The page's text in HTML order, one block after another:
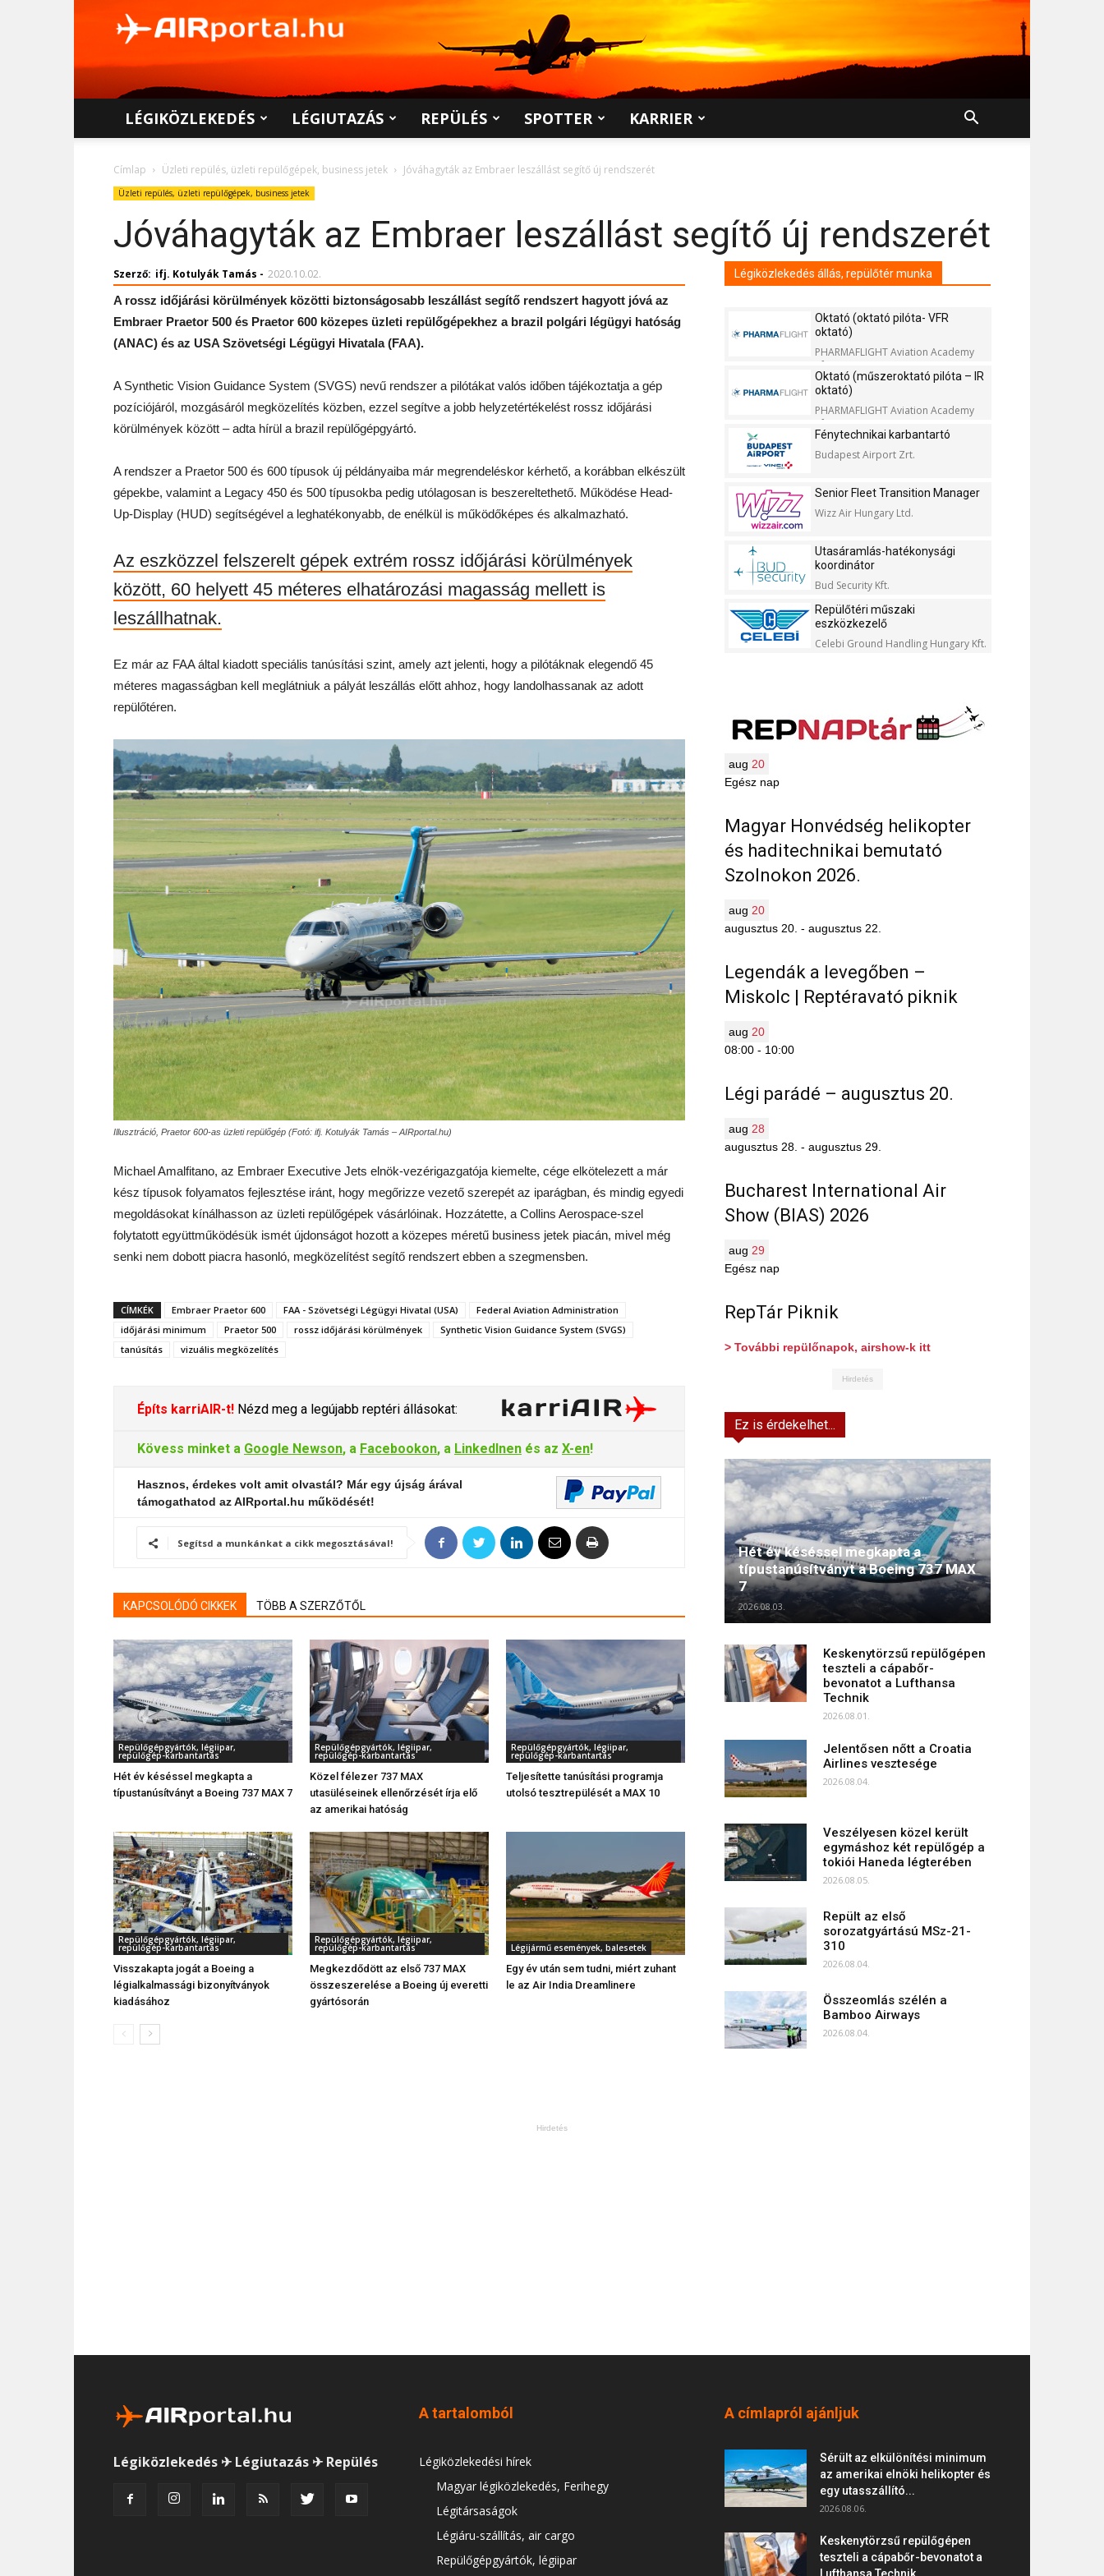
LÉGIKÖZLEKEDÉS LÉGIUTAZÁS REPÜLÉS SPOTTER KARRIER
Címlap Üzleti repülés, üzleti repülőgépek, business jetek Jóváhagyták az Embraer leszállást segítő új rendszerét
Üzleti repülés, üzleti repülőgépek, business jetek
Jóváhagyták az Embraer leszállást segítő új rendszerét
Szerző: ifj. Kotulyák Tamás - 2020.10.02.
A rossz időjárási körülmények közötti biztonságosabb leszállást segítő rendszert hagyott jóvá az
Embraer Praetor 500 és Praetor 600 közepes üzleti repülőgépekhez a brazil polgári légügyi hatóság
(ANAC) és az USA Szövetségi Légügyi Hivatala (FAA).
A Synthetic Vision Guidance System (SVGS) nevű rendszer a pilótákat valós időben tájékoztatja a gép
pozíciójáról, mozgásáról megközelítés közben, ezzel segítve a jobb helyzetértékelést rossz időjárási
körülmények között – adta hírül a brazil repülőgépgyártó.
A rendszer a Praetor 500 és 600 típusok új példányaiba már megrendeléskor kérhető, a korábban elkészült
gépekbe, valamint a Legacy 450 és 500 típusokba pedig utólagosan is beszereltethető. Működése Head-
Up-Display (HUD) segítségével a leghatékonyabb, de enélkül is működőképes és alkalmazható.
Az eszközzel felszerelt gépek extrém rossz időjárási körülmények
között, 60 helyett 45 méteres elhatározási magasság mellett is
leszállhatnak.
Ez már az FAA által kiadott speciális tanúsítási szint, amely azt jelenti, hogy a pilótáknak elegendő 45
méteres magasságban kell meglátniuk a pályát leszállás előtt ahhoz, hogy landolhassanak az adott
repülőtéren.
Illusztráció, Praetor 600-as üzleti repülőgép (Fotó: ifj. Kotulyák Tamás – AIRportal.hu)
Michael Amalfitano, az Embraer Executive Jets elnök-vezérigazgatója kiemelte, cége elkötelezett a már
kész típusok folyamatos fejlesztése iránt, hogy megőrizze vezető szerepét az iparágban, és mindig egyedi
megoldásokat kínálhasson az üzleti repülőgépek vásárlóinak. Hozzátette, a Collins Aerospace-szel
folytatott együttműködésük ismét újdonságot hozott a közepes méretű business jetek piacán, mivel még
senki nem dobott piacra hasonló, megközelítést segítő rendszert ebben a szegmensben.
CÍMKÉK Embraer Praetor 600 FAA - Szövetségi Légügyi Hivatal (USA)
Federal Aviation Administration
időjárási minimum
Praetor 500 rossz időjárási körülmények
Synthetic Vision Guidance System (SVGS)
tanúsítás
vizuális megközelítés
Építs karriAIR-t! Nézd meg a legújabb reptéri állásokat:
Kövess minket a Google Newson, a Facebookon, a LinkedInen és az X-en!
Hasznos, érdekes volt amit olvastál? Már egy újság árával
támogathatod az AIRportal.hu működését!
Segítsd a munkánkat a cikk megosztásával!
KAPCSOLÓDÓ CIKKEK TÖBB A SZERZŐTŐL
Repülőgépgyártók, légiipar,
repülőgép-karbantartás
Hét év késéssel megkapta a
típustanúsítványt a Boeing 737 MAX 7
Repülőgépgyártók, légiipar,
repülőgép-karbantartás
Közel félezer 737 MAX
utasüléseinek ellenőrzését írja elő
az amerikai hatóság
Repülőgépgyártók, légiipar,
repülőgép-karbantartás
Teljesítette tanúsítási programja
utolsó tesztrepülését a MAX 10
Repülőgépgyártók, légiipar,
repülőgép-karbantartás
Visszakapta jogát a Boeing a
légialkalmassági bizonyítványok
kiadásához
Repülőgépgyártók, légiipar,
repülőgép-karbantartás
Megkezdődött az első 737 MAX
összeszerelése a Boeing új everetti
gyártósorán
Légijármű események, balesetek
Egy év után sem tudni, miért zuhant
le az Air India Dreamlinere
Légiközlekedés állás, repülőtér munka
Oktató (oktató pilóta- VFR
oktató)
PHARMAFLIGHT Aviation Academy
Kft.
Oktató (műszeroktató pilóta – IR
oktató)
PHARMAFLIGHT Aviation Academy
Kft.
Fénytechnikai karbantartó
Budapest Airport Zrt.
Senior Fleet Transition Manager
Wizz Air Hungary Ltd.
Utasáramlás-hatékonysági
koordinátor
Bud Security Kft.
Repülőtéri műszaki
eszközkezelő
Celebi Ground Handling Hungary Kft.
aug 20
Egész nap
Magyar Honvédség helikopter
és haditechnikai bemutató
Szolnokon 2026.
aug 20
augusztus 20. - augusztus 22.
Legendák a levegőben –
Miskolc | Reptéravató piknik
aug 20
08:00 - 10:00
Légi parádé – augusztus 20.
aug 28
augusztus 28. - augusztus 29.
Bucharest International Air
Show (BIAS) 2026
aug 29
Egész nap
RepTár Piknik
> További repülőnapok, airshow-k itt
Hirdetés
Ez is érdekelhet...
Hét év késéssel megkapta a
típustanúsítványt a Boeing 737 MAX
7
2026.08.03.
Keskenytörzsű repülőgépen
teszteli a cápabőr-
bevonatot a Lufthansa
Technik
2026.08.01.
Jelentősen nőtt a Croatia
Airlines vesztesége
2026.08.04.
Veszélyesen közel került
egymáshoz két repülőgép a
tokiói Haneda légterében
2026.08.05.
Repült az első
sorozatgyártású MSz-21-
310
2026.08.04.
Összeomlás szélén a
Bamboo Airways
2026.08.04.
Hirdetés
Légiközlekedés ✈ Légiutazás ✈ Repülés
A tartalomból
Légiközlekedési hírek
Magyar légiközlekedés, Ferihegy
Légitársaságok
Légiáru-szállítás, air cargo
Repülőgépgyártók, légiipar
A címlapról ajánljuk
Sérült az elkülönítési minimum
az amerikai elnöki helikopter és
egy utasszállító...
2026.08.06.
Keskenytörzsű repülőgépen
teszteli a cápabőr-bevonatot a